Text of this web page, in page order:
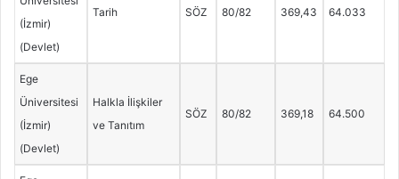
(İzmir)
(Devlet)
Tarih SÖZ 80/82 369,43 64.033
Ege
Üniversitesi
(İzmir)
(Devlet)
Halkla İlişkiler
ve Tanıtım
SÖZ 80/82 369,18 64.500